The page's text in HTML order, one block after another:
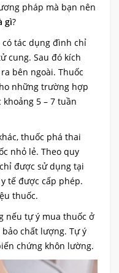
pháp mà bạn nên
gì?
tác dụng đình chỉ
cung. Sau đó kích
bên ngoài. Thuốc
những trường hợp
5 – 7 tuần
thuốc phá thai
nhỏ lẻ. Theo quy
được sử dụng tại
tế được cấp phép.
thuốc.
nếu tự ý mua thuốc ở
chất lượng. Tự ý
chứng khôn lường.